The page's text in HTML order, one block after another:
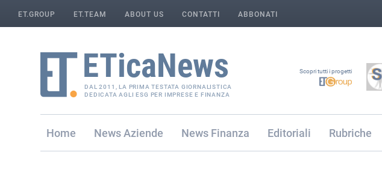
ET.GROUP ET.TEAM ABOUT US CONTATTI ABBONATI
DAL 2011, LA PRIMA TESTATA GIORNALISTICA
DEDICATA AGLI ESG PER IMPRESE E FINANZA
Scopri tutti i progetti
Home Aziende Finanza Editoriali Rubriche